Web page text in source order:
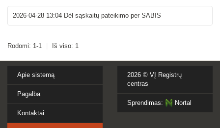
2026-04-28 13:04 Dėl sąskaitų pateikimo per SABIS
Rodomi: 1-1 Iš viso: 1
Apie sistemą
Pagalba
Kontaktai
2026 © VĮ Registrų
centras
Sprendimas: Nortal